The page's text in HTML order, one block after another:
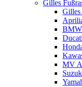
Gilles
Gilles
BMW
Ducati
MV